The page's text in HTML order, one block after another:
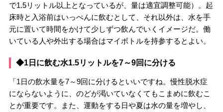
で1.5リットル以上となっているが、量は適宜調整可能）。起
床時と入浴前はいっぺんに飲むとして、それ以外は、水を手
元に置いて時間をかけて少しずつ飲んでいくイメージだ。働
いている人や外出する場合はマイボトルを持参するとよい。
◆1日に飲む水1.5リットルを7～9回に分ける
「1日の飲水量を7～9回に分けるといいですね。慢性脱水症
にならないように、のどが渇いていなくてもこまめに飲むこ
とが重要です。また、運動をする日や夏は水の量を増やし、